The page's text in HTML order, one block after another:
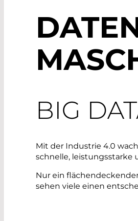
BIG
Mit der Industrie 4.0
schnelle, leistungsstarke
Nur ein
sehen viele einen